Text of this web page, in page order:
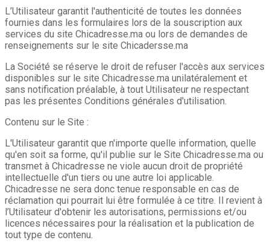
L’Utilisateur garantit l'authenticité de toutes les données
fournies dans les formulaires lors de la souscription aux
services du site Chicadresse.ma ou lors de demandes de
renseignements sur le site Chicadersse.ma
La Société se réserve le droit de refuser l'accès aux services
disponibles sur le site Chicadresse.ma unilatéralement et
sans notification préalable, à tout Utilisateur ne respectant
pas les présentes Conditions générales d'utilisation.
Contenu sur le Site :
L'Utilisateur garantit que n'importe quelle information, quelle
qu'en soit sa forme, qu'il publie sur le Site Chicadresse.ma ou
transmet à Chicadresse ne viole aucun droit de propriété
intellectuelle d'un tiers ou une autre loi applicable.
Chicadresse ne sera donc tenue responsable en cas de
réclamation qui pourrait lui être formulée à ce titre. Il revient à
l’Utilisateur d'obtenir les autorisations, permissions et/ou
licences nécessaires pour la réalisation et la publication de
tout type de contenu.